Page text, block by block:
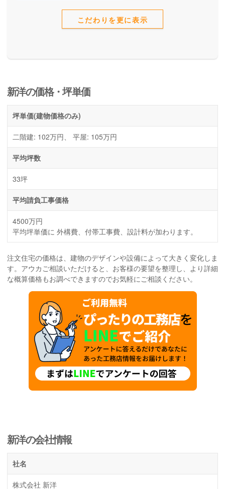
こだわりを更に表示
新洋の価格・坪単価
坪単価(建物価格のみ)
二階建: 102万円、 平屋: 105万円
平均坪数
33坪
平均請負工事価格
4500万円
平均坪単価に 外構費、付帯工事費、設計料が加わります。
注文住宅の価格は、建物のデザインや設備によって大きく変化しま
す。アウカご相談いただけると、お客様の要望を整理し、より詳細
な概算価格もお調べできますのでお気軽にご相談ください。
新洋の会社情報
社名
株式会社 新洋